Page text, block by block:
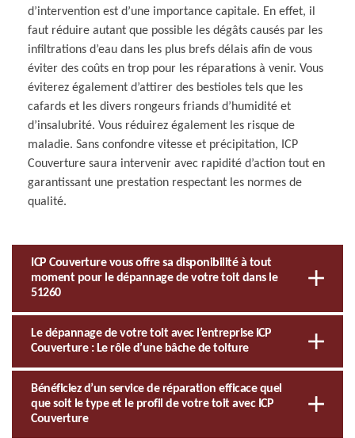
d’intervention est d’une importance capitale. En effet, il
faut réduire autant que possible les dégâts causés par les
infiltrations d’eau dans les plus brefs délais afin de vous
éviter des coûts en trop pour les réparations à venir. Vous
éviterez également d’attirer des bestioles tels que les
cafards et les divers rongeurs friands d’humidité et
d’insalubrité. Vous réduirez également les risque de
maladie. Sans confondre vitesse et précipitation, ICP
Couverture saura intervenir avec rapidité d’action tout en
garantissant une prestation respectant les normes de
qualité.
ICP Couverture vous offre sa disponibilité à tout
moment pour le dépannage de votre toit dans le
51260
Le dépannage de votre toit avec l’entreprise ICP
Couverture : Le rôle d’une bâche de toiture
Bénéficiez d’un service de réparation efficace quel
que soit le type et le profil de votre toit avec ICP
Couverture